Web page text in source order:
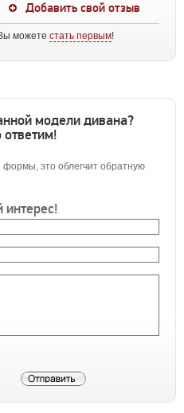
Добавить свой отзыв
можете стать первым!
модели дивана?
ответим!
это облегчит обратную
интерес!